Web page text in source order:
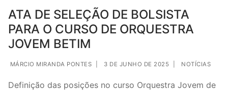
ATA DE SELEÇÃO DE BOLSISTA
PARA O CURSO DE ORQUESTRA
JOVEM BETIM
MÁRCIO MIRANDA PONTES 3 DE JUNHO DE 2025 NOTÍCIAS
Definição das posições no curso Orquestra Jovem de